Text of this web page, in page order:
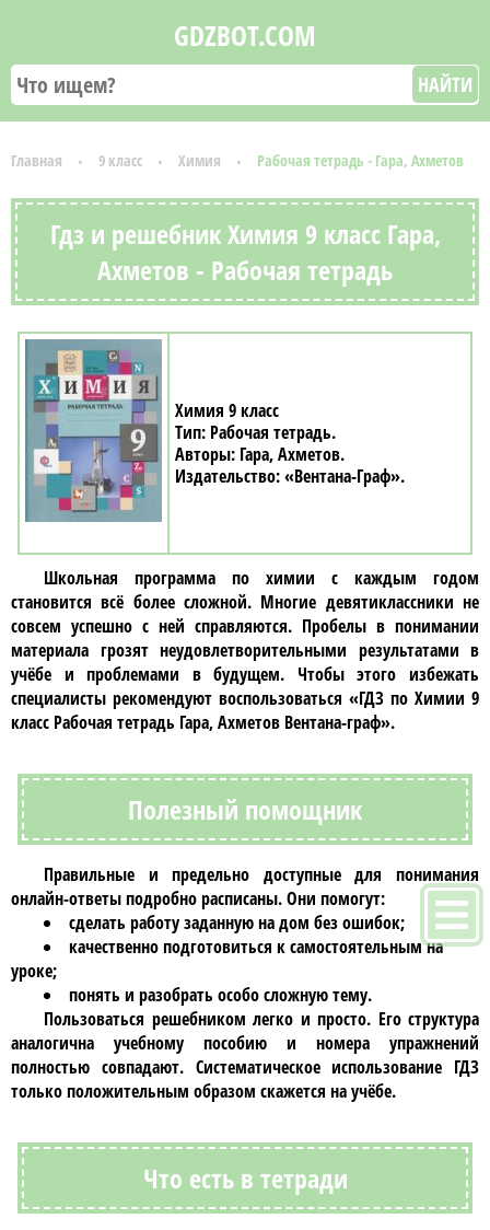
GDZBOT.COM
НАЙТИ
Главная 9 класс Химия Рабочая тетрадь - Гара, Ахметов
Гдз и решебник Химия 9 класс Гара,
Ахметов - Рабочая тетрадь
Химия 9 класс
Рабочая тетрадь
Гара, Ахметов
«Вентана-Граф»
Школьная программа по химии с каждым годом
становится всё более сложной. Многие девятиклассники не
совсем успешно с ней справляются. Пробелы в понимании
материала грозят неудовлетворительными результатами в
учёбе и проблемами в будущем. Чтобы этого избежать
специалисты рекомендуют воспользоваться «ГДЗ по Химии 9
класс Рабочая тетрадь Гара, Ахметов Вентана-граф».
Полезный помощник
Правильные и предельно доступные для понимания
онлайн-ответы подробно расписаны. Они помогут:
сделать работу заданную на дом без ошибок;
качественно подготовиться к самостоятельным на
уроке;
понять и разобрать особо сложную тему.
Пользоваться решебником легко и просто. Его структура
аналогична учебному пособию и номера упражнений
полностью совпадают. Систематическое использование ГДЗ
только положительным образом скажется на учёбе.
Что есть в тетради